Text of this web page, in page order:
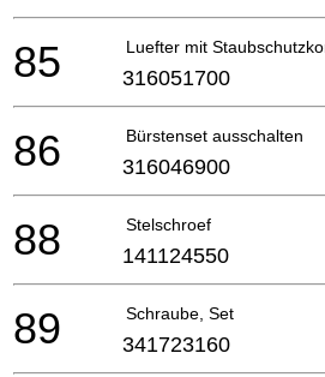
Luefter mit
85 316051700
Bürstenset ausschalten
86 316046900
Stelschroef
88 141124550
Schraube, Set
89 341723160